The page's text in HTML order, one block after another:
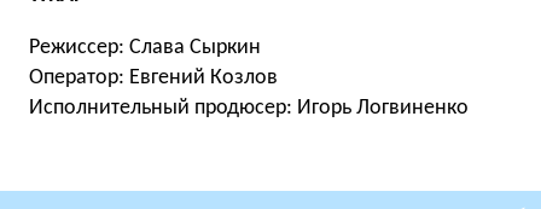
Режиссер: Слава Сыркин
Оператор: Евгений Козлов
Исполнительный продюсер: Игорь Логвиненко